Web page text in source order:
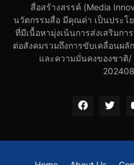
สื่อสร้างสรรค์ (Media
นวัตกรรมสื่อ มีคุณค่า เป็นประโ
ที่มีเนื้อหามุ่งเน้นการส่งเสริมกา
ต่อสังคมรวมถึงการขับเคลื่อนผ
และความมั่นคงของชาติ/